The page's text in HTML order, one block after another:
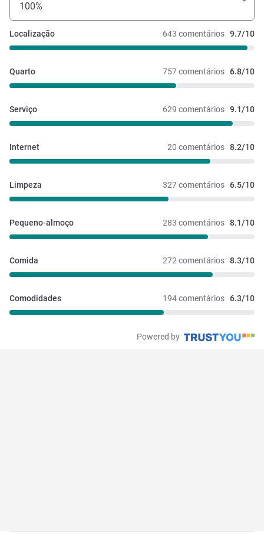
100%
643 comentários 9.7/10
Localização
757 comentários 6.8/10
Quarto
629 comentários 9.1/10
Serviço
20 comentários 8.2/10
Internet
327 comentários 6.5/10
Limpeza
283 comentários 8.1/10
Pequeno-almoço
272 comentários 8.3/10
Comida
194 comentários 6.3/10
Comodidades
Powered by